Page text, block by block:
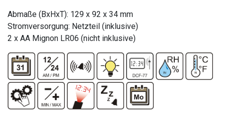
Abmaße (BxHxT): 129 x 92 x 34 mm
Stromversorgung: Netzteil (inklusive)
2 x AA Mignon LR06 (nicht inklusive)